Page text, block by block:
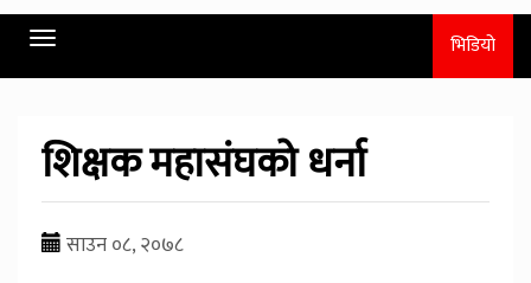
Toggle
navigation
भिडियो
शिक्षक महासंघको धर्ना
साउन ०८, २०७८